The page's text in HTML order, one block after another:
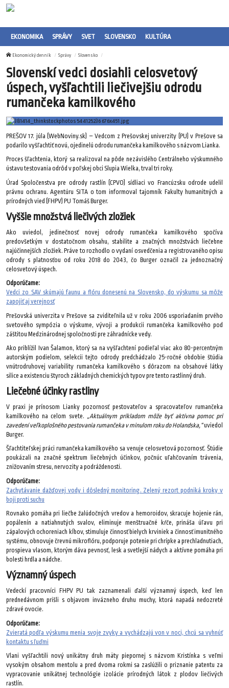
EKONOMIKA SPRÁVY SVET SLOVENSKO KULTÚRA
Ekonomický denník Správy Slovensko
Slovenskí vedci dosiahli celosvetový
úspech, vyšľachtili liečivejšiu odrodu
rumančeka kamilkového
PREŠOV 17. júla (WebNoviny.sk) – Vedcom z Prešovskej univerzity (PU) v Prešove sa
podarilo vyšľachtiť novú, ojedinelú odrodu rumančeka kamilkového s názvom Lianka.
Proces šľachtenia, ktorý sa realizoval na pôde nezávislého Centrálneho výskumného
ústavu testovania odrôd v poľskej obci Slupia Wielka, trval tri roky.
Úrad Spoločenstva pre odrody rastlín (CPVO) sídliaci vo Francúzsku odrode udelil
právnu ochranu. Agentúru SITA o tom informoval tajomník Fakulty humanitných a
prírodných vied (FHPV) PU Tomáš Burger.
Vyššie množstvá liečivých zložiek
Ako uviedol, jedinečnosť novej odrody rumančeka kamilkového spočíva
predovšetkým v dostatočnom obsahu, stabilite a značných množstvách liečebne
najúčinnejších zložiek. Práve to rozhodlo o vydaní osvedčenia a registrovaného opisu
odrody s platnosťou od roku 2018 do 2043, čo Burger označil za jednoznačný
celosvetový úspech.
Odporúčame:
Vedci zo SAV skúmajú faunu a flóru donesenú na Slovensko, do výskumu sa môže
zapojiť aj verejnosť
Prešovská univerzita v Prešove sa zviditeľnila už v roku 2006 usporiadaním prvého
svetového sympózia o výskume, vývoji a produkcii rumančeka kamilkového pod
záštitou Medzinárodnej spoločnosti pre záhradnícke vedy.
Ako priblížil Ivan Šalamon, ktorý sa na vyšľachtení podieľal viac ako 80-percentným
autorským podielom, selekcii tejto odrody predchádzalo 25-ročné obdobie štúdia
vnútrodruhovej variability rumančeka kamilkového s dôrazom na obsahové látky
silice a existenciu štyroch základných chemických typov pre tento rastlinný druh.
Liečebné účinky rastliny
V praxi je prínosom Lianky pozornosť pestovateľov a spracovateľov rumančeka
kamilkového na celom svete. „Aktuálnym príkladom môže byť aktívna pomoc pri
zavedení veľkoplošného pestovania rumančeka v minulom roku do Holandska,“uviedol
Burger.
Šľachtiteľskej práci rumančeka kamilkového sa venuje celosvetová pozornosť. Štúdie
poukázali na značné spektrum liečebných účinkov, počnúc uľahčovaním trávenia,
znižovaním stresu, nervozity a podráždenosti.
Odporúčame:
Zachytávanie dažďovej vody i dôsledný monitoring. Zelený rezort podniká kroky v
boji proti suchu
Rovnako pomáha pri liečbe žalúdočných vredov a hemoroidov, skracuje hojenie rán,
popálenín a natiahnutých svalov, eliminuje menštruačné kŕče, prináša úľavu pri
zápalových ochoreniach kĺbov, stimuluje činnosť bielych krviniek a činnosť imunitného
systému, obnovuje črevnú mikroflóru, podporuje potenie pri chrípke a prechladnutiach,
prospieva vlasom, ktorým dáva pevnosť, lesk a svetlejší nádych a aktívne pomáha pri
bolesti hrdla a nádche.
Významný úspech
Vedeckí pracovníci FHPV PU tak zaznamenali ďalší významný úspech, keď len
prednedávnom prišli s objavom invázneho druhu muchy, ktorá napadá nedozreté
zdravé ovocie.
Odporúčame:
Zvieratá podľa výskumu menia svoje zvyky a vychádzajú von v noci, chcú sa vyhnúť
kontaktu s ľuďmi
Vlani vyšľachtili nový unikátny druh mäty piepornej s názvom Kristínka s veľmi
vysokým obsahom mentolu a pred dvoma rokmi sa zaslúžili o priznanie patentu za
vypracovanie unikátnej technológie izolácie prírodných látok z plodov liečivých
rastlín.